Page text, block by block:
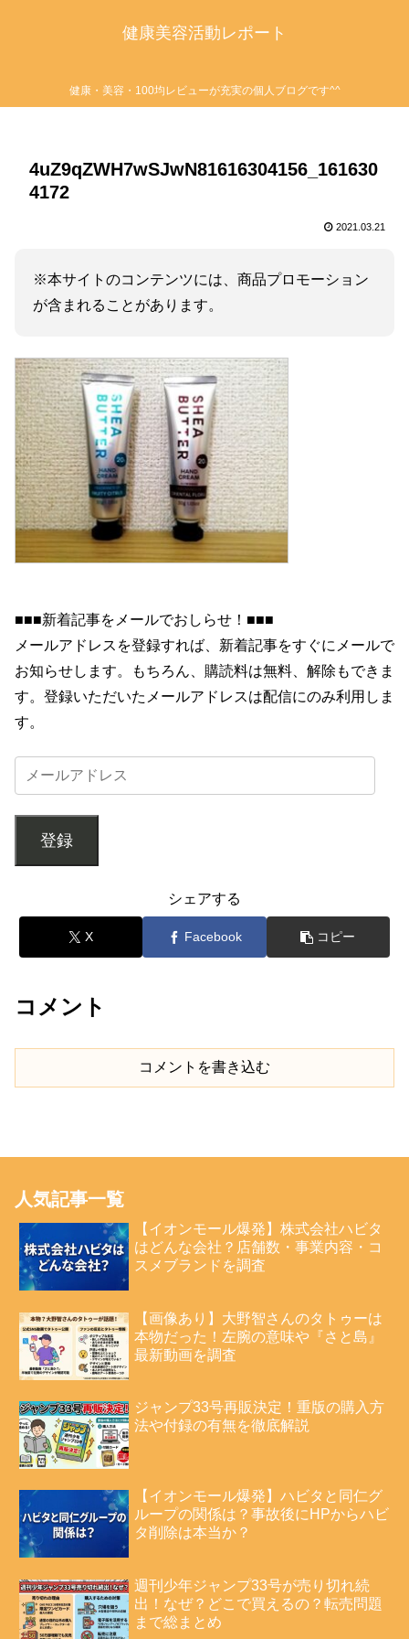
健康美容活動レポート
健康・美容・100均レビューが充実の個人ブログです^^
4uZ9qZWH7wSJwN81616304156_161630
4172
2021.03.21
※本サイトのコンテンツには、商品プロモーション
が含まれることがあります。
■■■新着記事をメールでおしらせ！■■■
メールアドレスを登録すれば、新着記事をすぐにメールで
お知らせします。もちろん、購読料は無料、解除もできま
す。登録いただいたメールアドレスは配信にのみ利用しま
す。
登録
シェアする
X Facebook コピー
コメント
コメントを書き込む
人気記事一覧
【イオンモール爆発】株式会社ハビタ
はどんな会社？店舗数・事業内容・コ
スメブランドを調査
【画像あり】大野智さんのタトゥーは
本物だった！左腕の意味や『さと島』
最新動画を調査
ジャンプ33号再販決定！重版の購入方
法や付録の有無を徹底解説
【イオンモール爆発】ハビタと同仁グ
ループの関係は？事故後にHPからハビ
タ削除は本当か？
週刊少年ジャンプ33号が売り切れ続
出！なぜ？どこで買えるの？転売問題
まで総まとめ